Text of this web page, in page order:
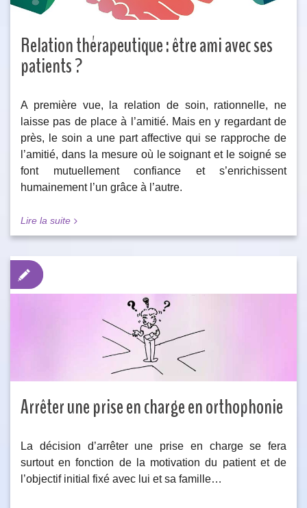
Relation thérapeutique : être ami avec ses
patients ?
A première vue, la relation de soin, rationnelle, ne
laisse pas de place à l’amitié. Mais en y regardant de
près, le soin a une part affective qui se rapproche de
l’amitié, dans la mesure où le soignant et le soigné se
font mutuellement confiance et s’enrichissent
humainement l’un grâce à l’autre.
Lire la suite
Arrêter une prise en charge en orthophonie
La décision d’arrêter une prise en charge se fera
surtout en fonction de la motivation du patient et de
l’objectif initial fixé avec lui et sa famille…